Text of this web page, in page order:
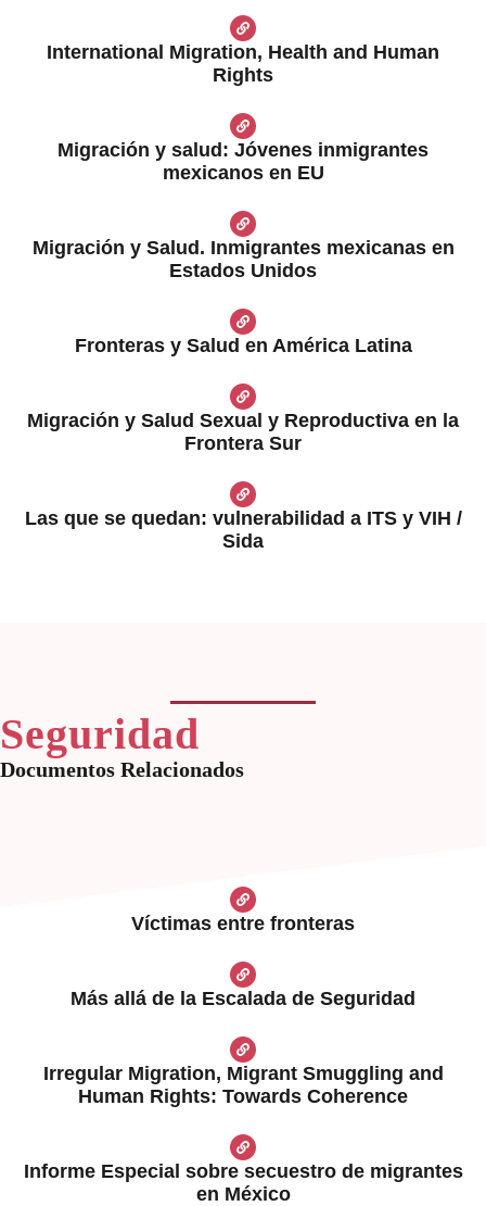
International Migration, Health and Human
Rights
Migración y salud: Jóvenes inmigrantes
mexicanos en EU
Migración y Salud. Inmigrantes mexicanas en
Estados Unidos
Fronteras y Salud en América Latina
Migración y Salud Sexual y Reproductiva en la
Frontera Sur
Las que se quedan: vulnerabilidad a ITS y VIH /
Sida
Seguridad
Documentos Relacionados
Víctimas entre fronteras
Más allá de la Escalada de Seguridad
Irregular Migration, Migrant Smuggling and
Human Rights: Towards Coherence
Informe Especial sobre secuestro de migrantes
en México